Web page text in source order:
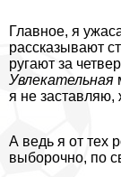
Главное, я
рассказывают
ругают за
Увлекательная
я не заставляю,
А ведь я от тех
выборочно, по